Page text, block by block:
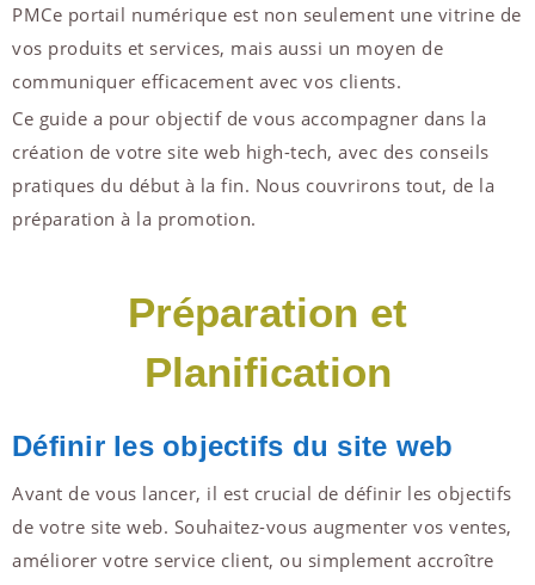
PMCe portail numérique est non seulement une vitrine de
vos produits et services, mais aussi un moyen de
communiquer efficacement avec vos clients.
Ce guide a pour objectif de vous accompagner dans la
création de votre site web high-tech, avec des conseils
pratiques du début à la fin. Nous couvrirons tout, de la
préparation à la promotion.
Préparation et
Planification
Définir les objectifs du site web
Avant de vous lancer, il est crucial de définir les objectifs
de votre site web. Souhaitez-vous augmenter vos ventes,
améliorer votre service client, ou simplement accroître